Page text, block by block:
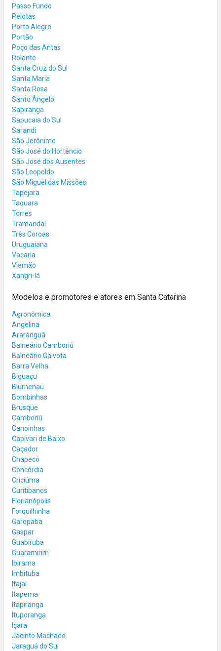
Passo Fundo
Pelotas
Porto Alegre
Portão
Poço das Antas
Rolante
Santa Cruz do Sul
Santa Maria
Santa Rosa
Santo Ângelo
Sapiranga
Sapucaia do Sul
Sarandi
São Jerônimo
São José do Hortêncio
São José dos Ausentes
São Leopoldo
São Miguel das Missões
Tapejara
Taquara
Torres
Tramandaí
Três Coroas
Uruguaiana
Vacaria
Viamão
Xangri-lá
Modelos e promotores e atores em Santa Catarina
Agronômica
Angelina
Araranguá
Balneário Camboriú
Balneário Gaivota
Barra Velha
Biguaçu
Blumenau
Bombinhas
Brusque
Camboriú
Canoinhas
Capivari de Baixo
Caçador
Chapecó
Concórdia
Criciúma
Curitibanos
Florianópolis
Forquilhinha
Garopaba
Gaspar
Guabiruba
Guaramirim
Ibirama
Imbituba
Itajaí
Itapema
Itapiranga
Ituporanga
Içara
Jacinto Machado
Jaraguá do Sul